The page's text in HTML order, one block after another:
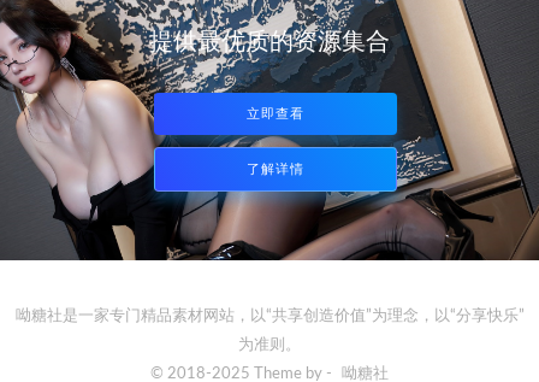
提供最优质的资源集合
立即查看
了解详情
呦糖社是一家专门精品素材网站，以“共享创造价值”为理念，以“分享快乐”
为准则。
© 2018-2025 Theme by -
呦糖社